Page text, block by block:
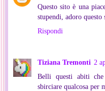
Questo sito è una
stupendi, adoro
Rispondi
Tiziana Tremonti 2
Belli questi abiti
sbirciare qualcosa per